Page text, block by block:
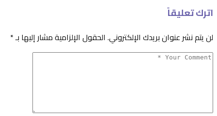
اترك تعليقاً
لن يتم نشر عنوان بريدك الإلكتروني. الحقول الإلزامية مشار إليها بـ*